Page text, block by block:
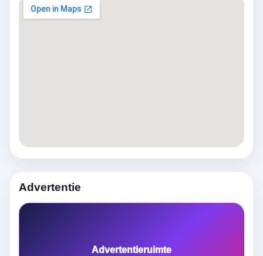
Advertentie
Advertentieruimte